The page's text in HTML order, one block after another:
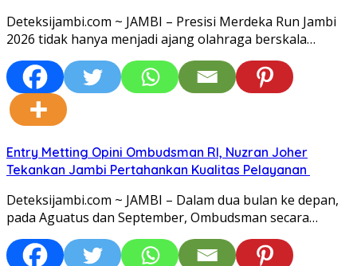
Deteksijambi.com ~ JAMBI – Presisi Merdeka Run Jambi
2026 tidak hanya menjadi ajang olahraga berskala…
Entry Metting Opini Ombudsman RI, Nuzran Joher
Tekankan Jambi Pertahankan Kualitas Pelayanan
Deteksijambi.com ~ JAMBI – Dalam dua bulan ke depan,
pada Aguatus dan September, Ombudsman secara…